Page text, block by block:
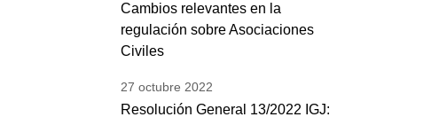
Cambios relevantes en la
regulación sobre Asociaciones
Civiles
27 octubre 2022
Resolución General 13/2022 IGJ: